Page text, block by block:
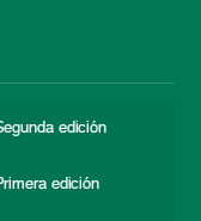
edición
edición